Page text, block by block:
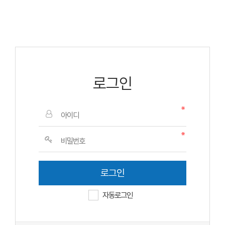
로그인
자동로그인